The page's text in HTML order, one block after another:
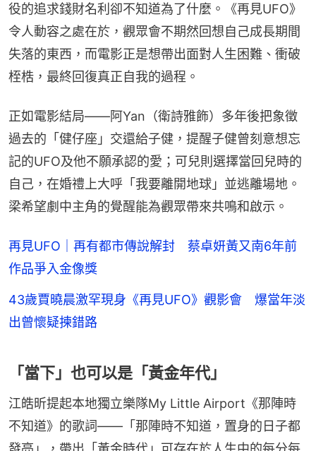
役的追求錢財名利卻不知道為了什麼。《再見UFO》
令人動容之處在於，觀眾會不期然回想自己成長期間
失落的東西，而電影正是想帶出面對人生困難、衝破
桎梏，最終回復真正自我的過程。
正如電影結局——阿Yan（衛詩雅飾）多年後把象徵
過去的「健仔座」交還給子健，提醒子健曾刻意想忘
記的UFO及他不願承認的愛；可兒則選擇當回兒時的
自己，在婚禮上大呼「我要離開地球」並逃離場地。
梁希望劇中主角的覺醒能為觀眾帶來共鳴和啟示。
再見UFO｜再有都市傳說解封 蔡卓妍黃又南6年前
作品爭入金像獎
43歲賈曉晨激罕現身《再見UFO》觀影會 爆當年淡
出曾懷疑揀錯路
「當下」也可以是「黃金年代」
江皓昕提起本地獨立樂隊My Little Airport《那陣時
不知道》的歌詞——「那陣時不知道，置身的日子都